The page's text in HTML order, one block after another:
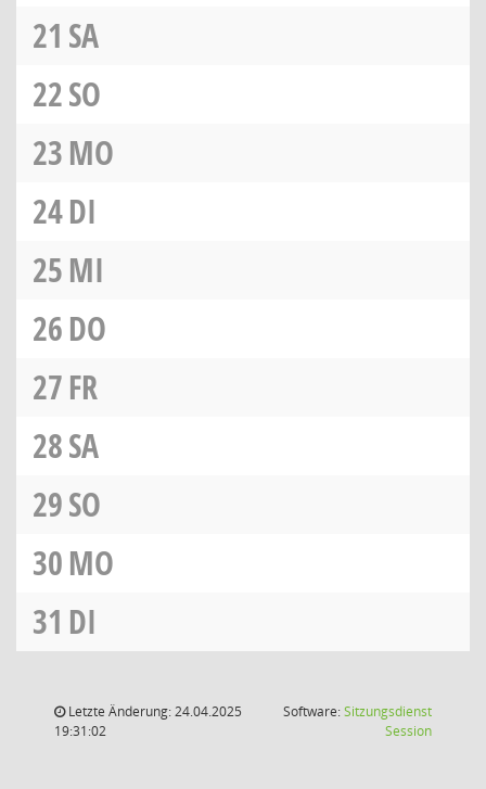
21 SA
22SO
23MO
24DI
25MI
26DO
27FR
28SA
29SO
30MO
31 DI
Letzte Änderung: 24.04.2025
19:31:02
Software:Sitzungsdienst
Session(Wird in